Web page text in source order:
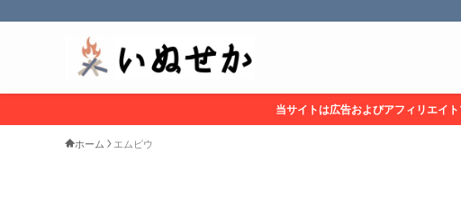
当サイトは広告およびアフィリエイ
ホーム エムピウ